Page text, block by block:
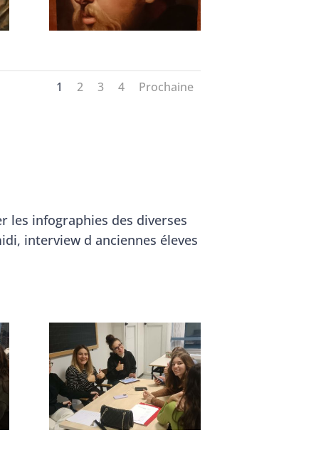
1 2 3 4 Prochaine
les infographies des diverses
interview d anciennes éleves